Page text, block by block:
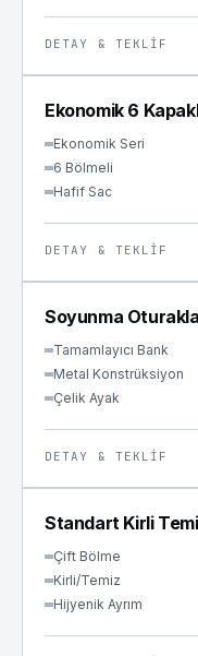
DETAY & TEKLIF
SOYUNMA
Ekonomik 6
Ekonomik Seri
6 Bölmeli
Hafif Sac
DETAY & TEKLIF
Soyunma
Tamamlayıcı Bank
Metal Konstrüksiyon
Çelik Ayak
DETAY & TEKLIF
SOYUNMA
Standart Kirli
Çift Bölme
Kirli/Temiz
Hijyenik Ayrım